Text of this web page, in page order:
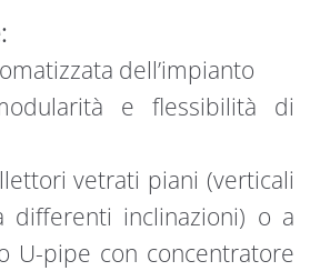
dell’impianto
e flessibilità di
vetrati piani (verticali
differenti inclinazioni) o a
U-pipe con concentratore